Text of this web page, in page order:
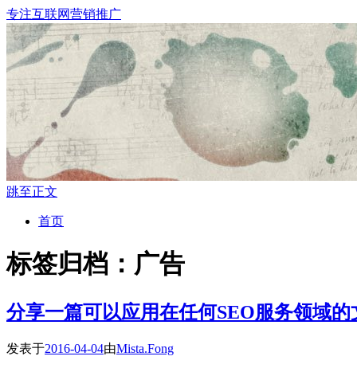
专注互联网营销推广
跳至正文
首页
标签归档： 广告
分享一篇可以应用在任何SEO服务领域的
发表于2016-04-04由Mista.Fong